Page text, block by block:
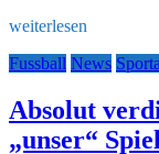
weiterlesen
Fussball News
Absolut
„unser“